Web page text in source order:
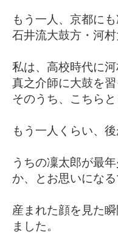
もう一人、京都に
石井流大鼓方・河
私は、高校時代に
真之介師に大鼓を
そのうち、こちら
もう一人くらい、
うちの凜太郎が最
か、とお思いになる
産まれた顔を見た
ました。